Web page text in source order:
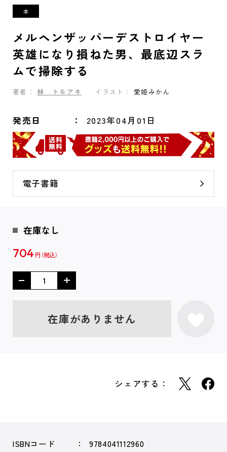
メルヘンザッパーデストロイヤー
英雄になり損ねた男、最底辺スラ
ムで掃除する
著者： 林 トモアキ イラスト： 愛姫みかん
発売日 2023年04月01日
電子書籍
在庫なし
704 円
在庫がありません
シェアする：
ISBNコード
9784041112960